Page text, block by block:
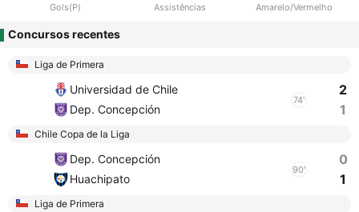
Gols(P) Assistências Amarelo/Vermelho
Concursos recentes
Liga de Primera
Universidad de Chile
Dep. Concepción
74'
2
1
Chile Copa de la Liga
Dep. Concepción
Huachipato
90'
0
1
Liga de Primera